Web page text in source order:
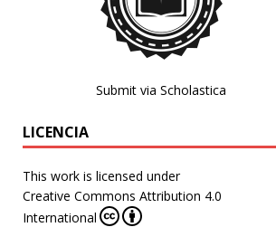
Submit via Scholastica
LICENCIA
This work is licensed under
Creative Commons Attribution 4.0
International